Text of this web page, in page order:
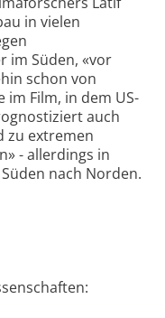
in vielen
im Süden, «vor
schon von
Film, in dem US-
auch
zu extremen
- allerdings in
nach Norden.